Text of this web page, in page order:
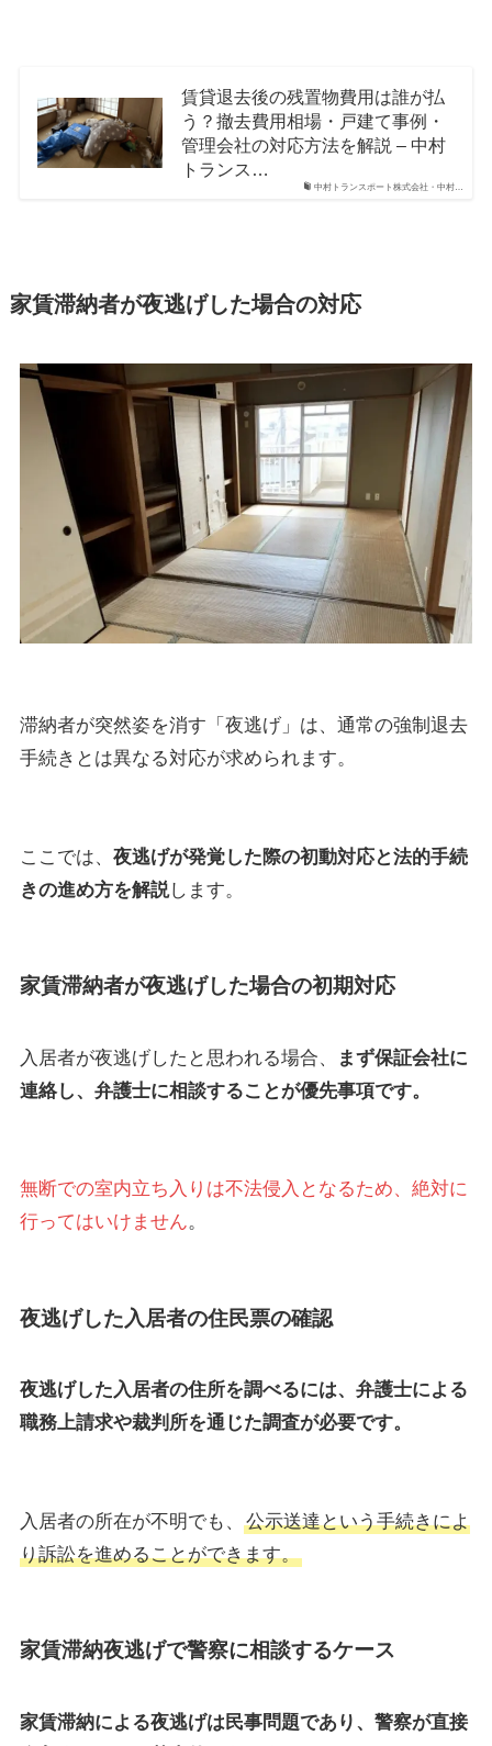
中村トランスポート株式会社・中村…
賃貸退去後の残置物費用は誰が払
う？撤去費用相場・戸建て事例・
管理会社の対応方法を解説 – 中村
トランス…
家賃滞納者が夜逃げした場合の対応
滞納者が突然姿を消す「夜逃げ」は、通常の強制退去
手続きとは異なる対応が求められます。
ここでは、 夜逃げが発覚した際の初動対応と法的手続
きの進め方を解説します。
家賃滞納者が夜逃げした場合の初期対応
入居者が夜逃げしたと思われる場合、
まず保証会社に
連絡し、弁護士に相談することが優先事項です。
無断での室内立ち入りは不法侵入となるため、絶対に
行ってはいけません。
夜逃げした入居者の住民票の確認
夜逃げした入居者の住所を調べるには、弁護士による
職務上請求や裁判所を通じた調査が必要です。
入居者の所在が不明でも、
公示送達という手続きによ
り訴訟を進めることができます。
家賃滞納夜逃げで警察に相談するケース
家賃滞納による夜逃げは民事問題であり、警察が直接